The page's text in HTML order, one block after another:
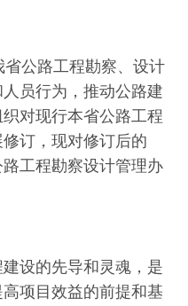
公路工程勘察、设计
员行为，推动公路建
对现行本省公路工程
订，现对修订后的
路工程勘察设计管理办
设的先导和灵魂，是
项目效益的前提和基